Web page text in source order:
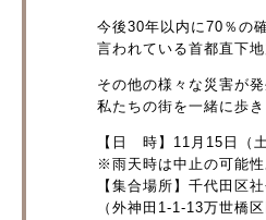
今後30年以内に70％の
言われている首都直下地
その他の様々な災害が発
私たちの街を一緒に歩き
【日 時】11月15日（
※雨天時は中止の可能性
【集合場所】千代田区
（外神田1-1-13万世橋区